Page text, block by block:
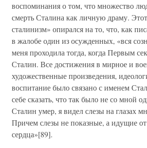
воспоминания о том, что множество
смерть Сталина как личную драму.
сталинизм» опирался на то, что, как
в жалобе один из осужденных, «вся
меня проходила тогда, когда Первым
Сталин. Все достижения в мирное и
художественные произведения,
воспитание было связано с именем
себе сказать, что так было не со мной
Сталин умер, я видел слезы на глазах
Причем слезы не показные, а идущие
сердца»[89].